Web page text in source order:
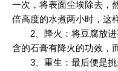
一次，将表面尘埃除去，
倍高度的水煮两小时，这
2、降火：将豆腐放进
含的石膏有降火的功效，
3、重生：最后便是挑